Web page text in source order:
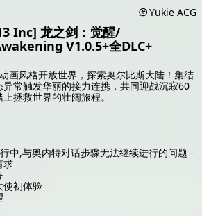
Yukie ACG
Inc] 龙之剑：觉醒/
V1.0.5+全DLC+
画风格开放世界，探索奥尔比斯大陆！集结
常触发华丽的接力连携，共同迎战沉寂60
拯救世界的壮阔旅程。
中,与奥内特对话步骤无法继续进行的问题 -
求
使初体验